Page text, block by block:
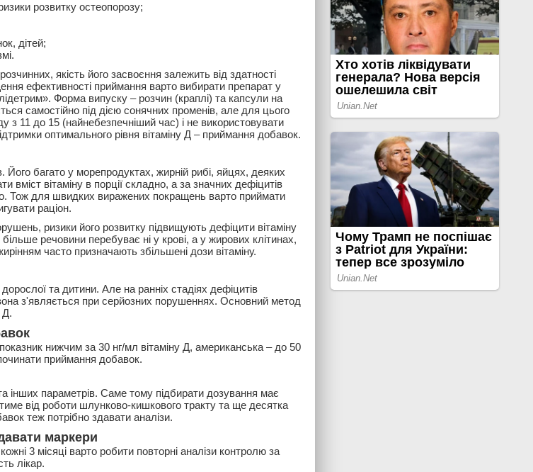
розвитку остеопорозу;
дітей;
якість його засвоєння залежить від здатності
ефективності приймання варто вибирати препарат у
Форма випуску – розчин (краплі) та капсули на
самостійно під дією сонячних променів, але для цього
з 11 до 15 (найнебезпечніший час) і не використовувати
оптимального рівня вітаміну Д – приймання добавок.
Його багато у морепродуктах, жирній рибі, яйцях, деяких
вітаміну в порції складно, а за значних дефіцитів
Тож для швидких виражених покращень варто приймати
раціон.
ризики його розвитку підвищують дефіцити вітаміну
речовини перебуває ні у крові, а у жирових клітинах,
часто призначають збільшені дози вітаміну.
та дитини. Але на ранніх стадіях дефіцитів
з'являється при серйозних порушеннях. Основний метод
Д.
нижчим за 30 нг/мл вітаміну Д, американська – до 50
приймання добавок.
інших параметрів. Саме тому підбирати дозування має
від роботи шлунково-кишкового тракту та ще десятка
теж потрібно здавати аналізи.
маркери
3 місяці варто робити повторні аналізи контролю за
лікар.